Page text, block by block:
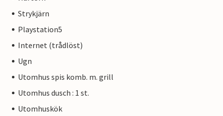
Strykjärn
Playstation5
Internet (trådlöst)
Ugn
Utomhus spis komb. m. grill
Utomhus dusch : 1 st.
Utomhuskök